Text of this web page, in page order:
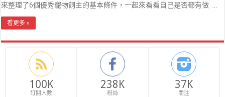
來整理了6個優秀寵物飼主的基本條件，一起來看看自己是否都有做 …
看更多 »
100K
訂閱人數
238K
粉絲
37K
關注